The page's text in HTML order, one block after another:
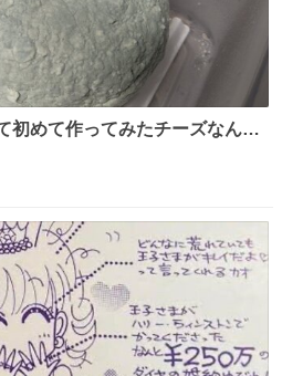
初めて作ってみたチーズなんだ
と思っちゃう見た目だな